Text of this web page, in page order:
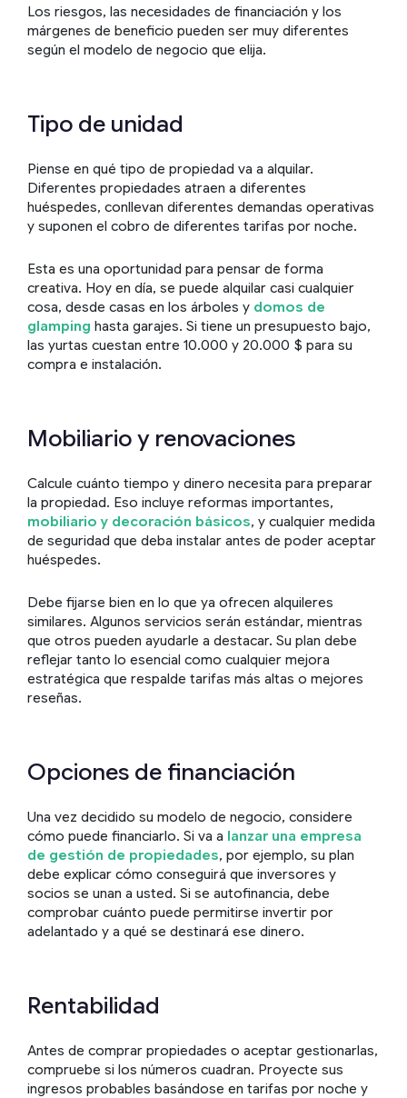
Los riesgos, las necesidades de financiación y los
márgenes de beneficio pueden ser muy diferentes
según el modelo de negocio que elija.
Tipo de unidad
Piense en qué tipo de propiedad va a alquilar.
Diferentes propiedades atraen a diferentes
huéspedes, conllevan diferentes demandas operativas
y suponen el cobro de diferentes tarifas por noche.
Esta es una oportunidad para pensar de forma
creativa. Hoy en día, se puede alquilar casi cualquier
cosa, desde casas en los árboles y domos de
glamping hasta garajes. Si tiene un presupuesto bajo,
las yurtas cuestan entre 10.000 y 20.000 $ para su
compra e instalación.
Mobiliario y renovaciones
Calcule cuánto tiempo y dinero necesita para preparar
la propiedad. Eso incluye reformas importantes,
mobiliario y decoración básicos, y cualquier medida
de seguridad que deba instalar antes de poder aceptar
huéspedes.
Debe fijarse bien en lo que ya ofrecen alquileres
similares. Algunos servicios serán estándar, mientras
que otros pueden ayudarle a destacar. Su plan debe
reflejar tanto lo esencial como cualquier mejora
estratégica que respalde tarifas más altas o mejores
reseñas.
Opciones de financiación
Una vez decidido su modelo de negocio, considere
cómo puede financiarlo. Si va a lanzar una empresa
de gestión de propiedades, por ejemplo, su plan
debe explicar cómo conseguirá que inversores y
socios se unan a usted. Si se autofinancia, debe
comprobar cuánto puede permitirse invertir por
adelantado y a qué se destinará ese dinero.
Rentabilidad
Antes de comprar propiedades o aceptar gestionarlas,
compruebe si los números cuadran. Proyecte sus
ingresos probables basándose en tarifas por noche y